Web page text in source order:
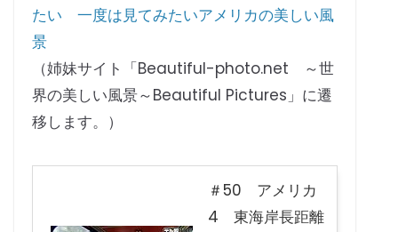
たい 一度は見てみたいアメリカの美しい風
景
（姉妹サイト「Beautiful-photo.net ～世
界の美しい風景～Beautiful Pictures」に遷
移します。）
＃50 アメリカ
4 東海岸長距離